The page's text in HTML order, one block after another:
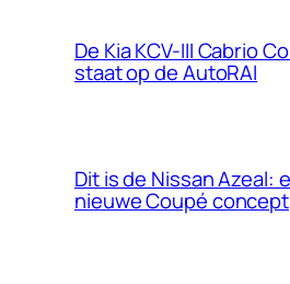
De Kia KCV-III Cabrio
staat op de AutoRAI
Dit is de Nissan Azeal:
nieuwe Coupé concept